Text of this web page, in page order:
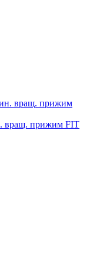
вращ. прижим FIT